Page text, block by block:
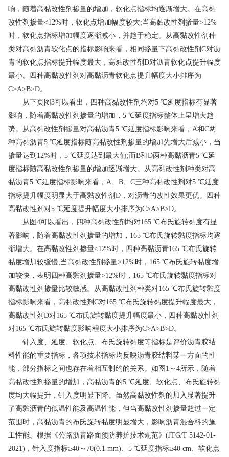
响，随着高黏改性剂掺量的增加，软化点指标均逐渐增大。在高黏
改性剂掺量<12%时，软化点增加幅度较大;当高黏改性剂掺量>12%
时，软化点指标增加幅度逐渐减小，并趋于稳定。从高黏改性剂种
类对高黏沥青软化点的指标影响来看，相同掺量下高黏改性剂C对沥
青的软化点指标提升幅度最大，高黏改性剂D对沥青软化点提升幅度
最小。四种高黏改性剂对高黏沥青软化点提升幅度大小排序为
C>A>B>D。
从下页图3可以看出，四种高黏改性剂均对5 ℃延度指标有显著
影响，随着高黏改性剂掺量的增加，5 ℃延度指标整体上呈增大趋
势。从高黏改性剂掺量对高黏沥青5 ℃延度指标影响来看，A和C两
种高黏沥青5 ℃延度指标随高黏改性剂掺量的增加先增大后减小，当
掺量达到12%时，5 ℃延度达到最大值;而B和D两种高黏沥青5 ℃延
度指标随高黏改性剂掺量的增加逐渐增大。从高黏改性剂种类对高
黏沥青5 ℃延度指标影响来看，A、B、C三种高黏改性剂对5 ℃延度
指标提升幅度明显大于高黏改性剂D，对沥青的改性效果更优。四种
高黏改性剂对5 ℃延度提升幅度大小排序为C>A>B>D。
从图4可以看出，四种高黏改性剂均对165 ℃布氏旋转黏度有显
著影响，随着高黏改性剂掺量的增加，165 ℃布氏旋转黏度指标均逐
渐增大。在高黏改性剂掺量<12%时，四种高黏沥青165 ℃布氏旋转
黏度增加较缓慢;当高黏改性剂掺量>12%时，165 ℃布氏旋转黏度增
加较快，表明四种高黏剂掺量>12%时，165 ℃布氏旋转黏度指标对
高黏改性剂掺量比较敏感。从高黏改性剂种类对165 ℃布氏旋转黏度
指标影响来看，高黏改性剂C对165 ℃布氏旋转黏度提升幅度最大，
高黏改性剂D对165 ℃布氏旋转黏度提升幅度最小，四种高黏改性剂
对165 ℃布氏旋转黏度影响程度大小排序为C>A>B>D。
针入度、延度、软化点、布氏旋转黏度等指标是评价沥青胶结
料性能的重要指标，各项技术指标均反映沥青胶结料某一方面的性
能，部分指标之间也存在着相互制约的关系。如图1～4所示，随着
高黏改性剂掺量的增加，高黏沥青的5 ℃延度、软化点、布氏旋转黏
度均大幅提升，针入度明显下降。虽然高黏改性剂的加入显著提升
了高黏沥青的低温性能及高温性能，但当高黏改性剂掺量超过一定
范围时，高黏沥青的布氏旋转黏度明显增大，影响沥青混合料的施
工性能。根据《公路沥青路面预防养护技术规范》(JTG/T 5142-01-
2021)，针入度指标≥40～70(0.1 mm)、5 ℃延度指标≥40 cm、软化点